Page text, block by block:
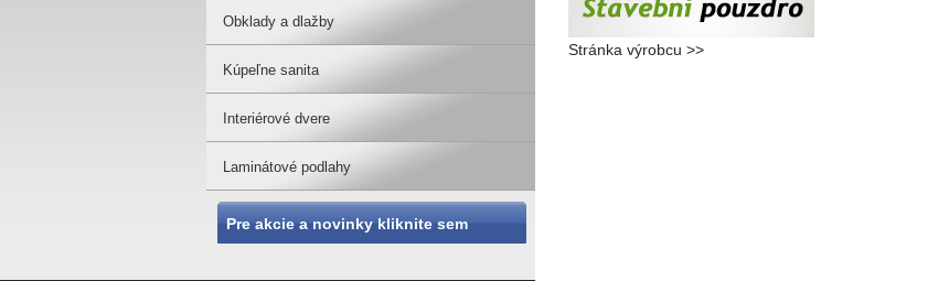
Obklady a dlažby
Kúpeľne sanita
Interiérové dvere
Laminátové podlahy
Pre akcie a novinky kliknite sem
Stránka výrobcu >>